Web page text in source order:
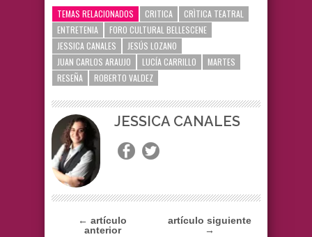
TEMAS RELACIONADOS CRITICA
CRÌTICA TEATRAL
ENTRETENIA
FORO CULTURAL BELLESCENE
JESSICA CANALES
JESÚS LOZANO
JUAN CARLOS ARAUJO
LUCÍA CARRILLO
MARTES
RESEÑA
ROBERTO VALDEZ
JESSICA CANALES
← artículo
anterior
artículo siguiente
→